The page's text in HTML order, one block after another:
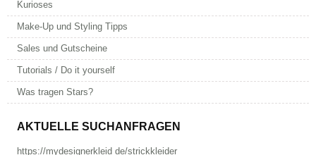
Kurioses
Make-Up und Styling Tipps
Sales und Gutscheine
Tutorials / Do it yourself
Was tragen Stars?
AKTUELLE SUCHANFRAGEN
https://mydesignerkleid de/strickkleider